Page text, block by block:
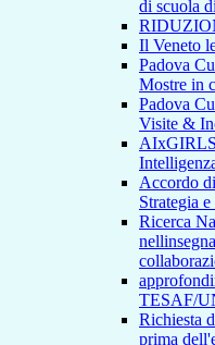
di scuola
Il Veneto
Padova
Mostre in
Padova
Visite &
Accordo
Strategia
Ricerca
TESAF/
Richiesta
prima